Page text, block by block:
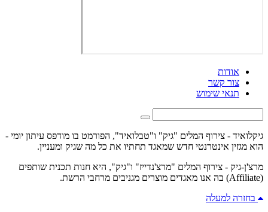
אודות
צור קשר
תנאי שימוש
גיקלואיד - צירוף המלים "גיק" ו"טבלואיד", הפורמט בו מודפס עיתון יומי -
הוא מגזין אינטרנטי חדש שמאגד תחתיו את כל מה שגיק ומעניין.
מרצ'ן-גיק - צירוף המלים "מרצ'נדייז" ו"גיק", היא חנות תכנית שותפים
(Affiliate) בה אנו מאגדים מוצרים מגניבים מרחבי הרשת.
בחזרה למעלה